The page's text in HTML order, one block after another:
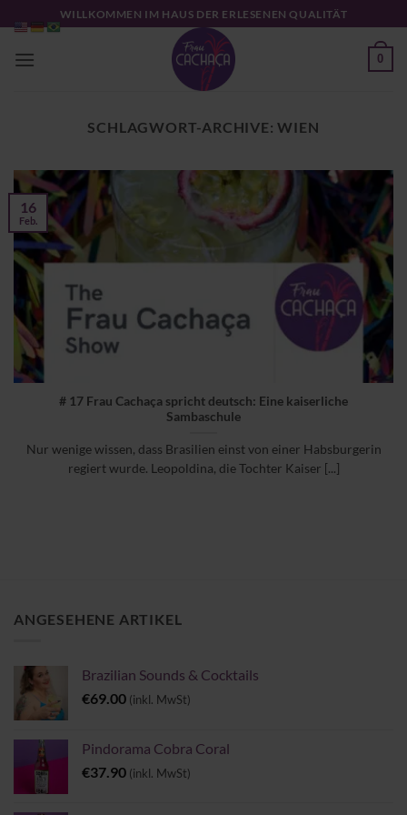
Inhalt
springen
WILLKOMMEN IM HAUS DER ERLESENEN QUALITÄT
0
SCHLAGWORT-ARCHIVE:WIEN
# 17 Frau Cachaça spricht deutsch: Eine kaiserliche
Sambaschule
Nur wenige wissen, dass Brasilien einst von einer Habsburgerin
regiert wurde. Leopoldina, die Tochter Kaiser [...]
16
Feb.
ANGESEHENE ARTIKEL
Brazilian Sounds & Cocktails
€69.00 (inkl. MwSt)
Pindorama Cobra Coral
€37.90 (inkl. MwSt)